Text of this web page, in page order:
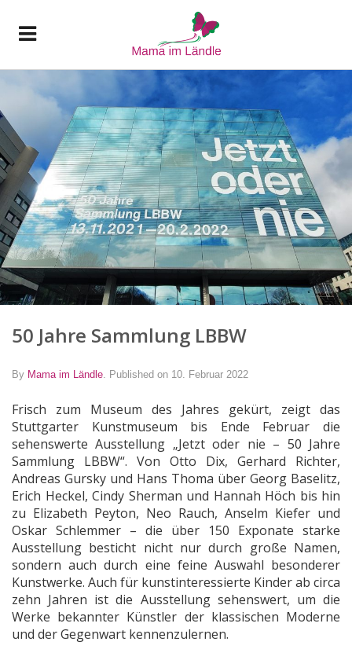
50 Jahre Sammlung LBBW
By Mama im Ländle Published on 10. Februar 2022
Frisch zum Museum des Jahres gekürt, zeigt das
Stuttgarter Kunstmuseum bis Ende Februar die
sehenswerte Ausstellung „Jetzt oder nie – 50 Jahre
Sammlung LBBW“. Von Otto Dix, Gerhard Richter,
Andreas Gursky und Hans Thoma über Georg Baselitz,
Erich Heckel, Cindy Sherman und Hannah Höch bis hin
zu Elizabeth Peyton, Neo Rauch, Anselm Kiefer und
Oskar Schlemmer – die über 150 Exponate starke
Ausstellung besticht nicht nur durch große Namen,
sondern auch durch eine feine Auswahl besonderer
Kunstwerke. Auch für kunstinteressierte Kinder ab circa
zehn Jahren ist die Ausstellung sehenswert, um die
Werke bekannter Künstler der klassischen Moderne
und der Gegenwart kennenzulernen.